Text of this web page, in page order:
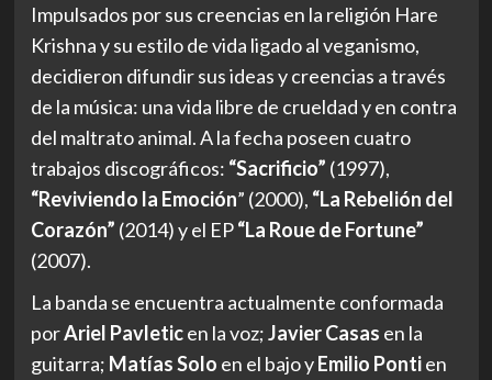
Impulsados por sus creencias en la religión Hare
Krishna y su estilo de vida ligado al veganismo,
decidieron difundir sus ideas y creencias a través
de la música: una vida libre de crueldad y en contra
del maltrato animal. A la fecha poseen cuatro
trabajos discográficos: “Sacrificio” (1997),
“Reviviendo la Emoción” (2000), “La Rebelión del
Corazón” (2014) y el EP“La Roue de Fortune”
(2007).
La banda se encuentra actualmente conformada
porAriel Pavleticen la voz;Javier Casas en la
guitarra; Matías Solo en el bajo yEmilio Pontien